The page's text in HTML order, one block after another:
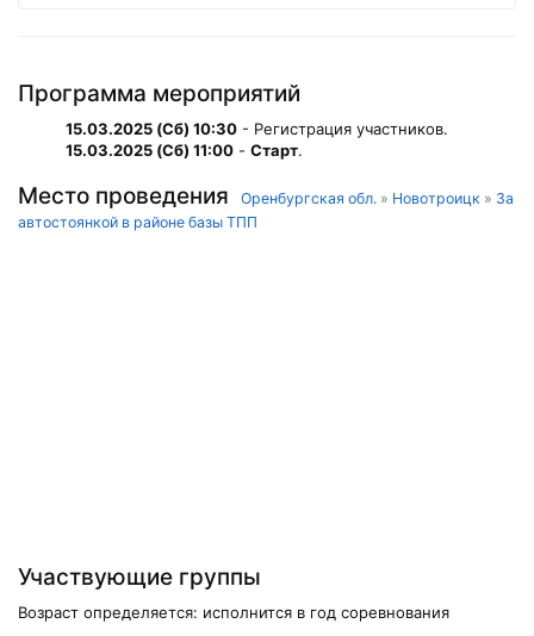
Программа мероприятий
15.03.2025 (Сб) 10:30 - Регистрация участников.
15.03.2025 (Сб) 11:00 - Старт.
Место проведения Оренбургская обл. » Новотроицк » За
автостоянкой в районе базы ТПП
Участвующие группы
Возраст определяется: исполнится в год соревнования